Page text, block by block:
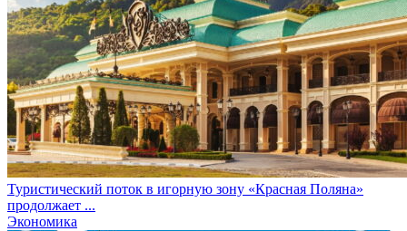
Туристический поток в игорную зону «Красная Поляна»
продолжает ...
Экономика